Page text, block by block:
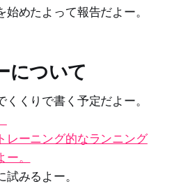
めたよって報告だよー。
について
くくりで書く予定だよー。
レーニング的なランニング
。
みるよー。